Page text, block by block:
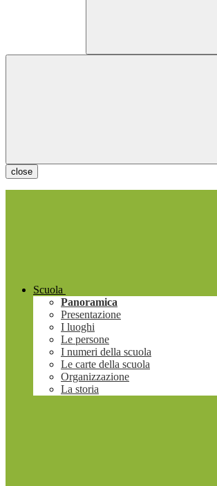
close
Scuola
Panoramica
Presentazione
I luoghi
Le persone
I numeri della scuola
Le carte della scuola
Organizzazione
La storia